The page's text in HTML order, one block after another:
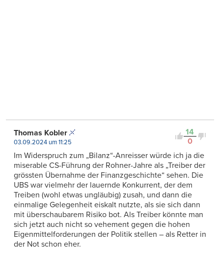
14
0
Thomas Kobler
03.09.2024 um 11:25
Im Widerspruch zum „Bilanz“-Anreisser würde ich ja die
miserable CS-Führung der Rohner-Jahre als „Treiber der
grössten Übernahme der Finanzgeschichte“ sehen. Die
UBS war vielmehr der lauernde Konkurrent, der dem
Treiben (wohl etwas ungläubig) zusah, und dann die
einmalige Gelegenheit eiskalt nutzte, als sie sich dann
mit überschaubarem Risiko bot. Als Treiber könnte man
sich jetzt auch nicht so vehement gegen die hohen
Eigenmittelforderungen der Politik stellen – als Retter in
der Not schon eher.